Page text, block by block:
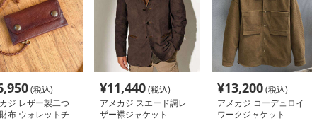
(税込)
ジ レザー製二つ
布 ウォレットチ
¥11,440(税込)
アメカジ スエード調レ
ザー襟ジャケット
¥13,200(税込)
アメカジ コーデュロイ
ワークジャケット